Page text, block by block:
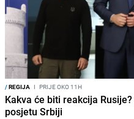
/REGIJA I PRIJE OKO 11H
Kakva će biti reakcija
posjetu Srbiji